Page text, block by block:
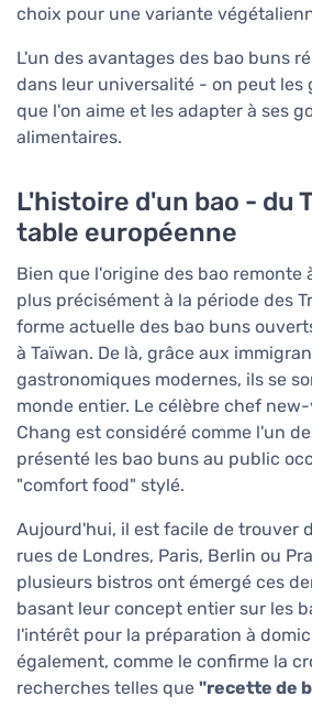
choix pour une variante
L'un des avantages des bao buns
dans leur universalité - on peut les
que l'on aime et les adapter à ses
alimentaires.
L'histoire d'un bao - du
table européenne
Bien que l'origine des bao remonte
plus précisément à la période des
forme actuelle des bao buns
à Taïwan. De là, grâce aux
gastronomiques modernes, ils se
monde entier. Le célèbre chef
Chang est considéré comme l'un
présenté les bao buns au public
"comfort food" stylé.
Aujourd'hui, il est facile de trouver
rues de Londres, Paris, Berlin ou
plusieurs bistros ont émergé ces
basant leur concept entier sur les
l'intérêt pour la préparation à
également, comme le confirme la
recherches telles que "recette de